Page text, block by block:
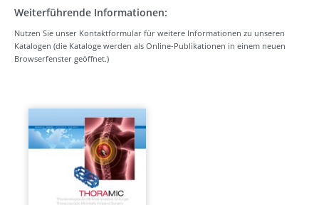
Weiterführende Informationen:
Nutzen Sie unser Kontaktformular für weitere Informationen zu unseren
Katalogen (die Kataloge werden als Online-Publikationen in einem neuen
Browserfenster geöffnet.)